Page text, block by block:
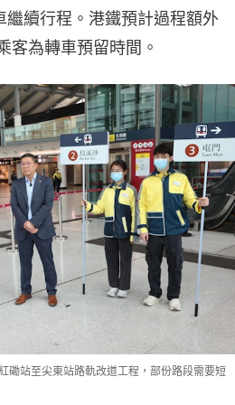
繼續行程。港鐵預計過程額外
客為轉車預留時間。
磡站至尖東站路軌改道工程，部份路段需要短